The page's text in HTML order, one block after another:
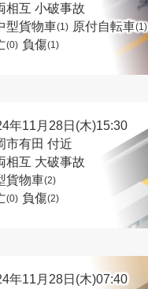
相互 小破事故
型貨物車(1) 原付自転車(1)
(0) 負傷(1)
年11月28日(木)15:30
市有田 付近
相互 大破事故
貨物車(2)
(0) 負傷(2)
年11月28日(木)07:40